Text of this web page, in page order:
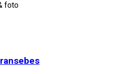
foto